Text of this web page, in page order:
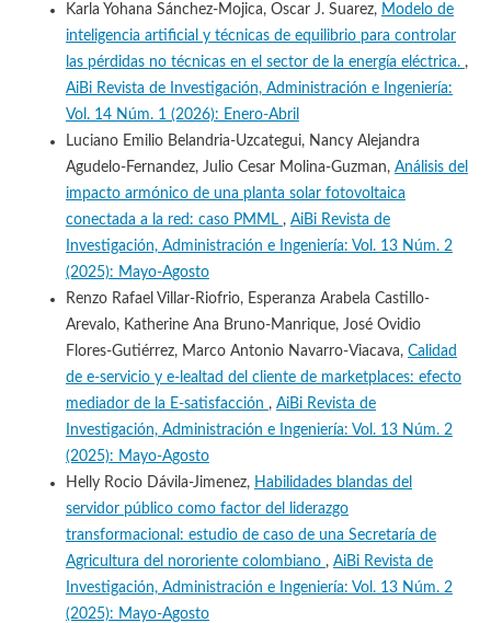
Karla Yohana Sánchez-Mojica, Oscar J. Suarez, Modelo de
inteligencia artificial y técnicas de equilibrio para controlar
las pérdidas no técnicas en el sector de la energía eléctrica. ,
AiBi Revista de Investigación, Administración e Ingeniería:
Vol. 14 Núm. 1 (2026): Enero-Abril
Luciano Emilio Belandria-Uzcategui, Nancy Alejandra
Agudelo-Fernandez, Julio Cesar Molina-Guzman, Análisis del
impacto armónico de una planta solar fotovoltaica
conectada a la red: caso PMML , AiBi Revista de
Investigación, Administración e Ingeniería: Vol. 13 Núm. 2
(2025): Mayo-Agosto
Renzo Rafael Villar-Riofrio, Esperanza Arabela Castillo-
Arevalo, Katherine Ana Bruno-Manrique, José Ovidio
Flores-Gutiérrez, Marco Antonio Navarro-Viacava, Calidad
de e-servicio y e-lealtad del cliente de marketplaces: efecto
mediador de la E-satisfacción , AiBi Revista de
Investigación, Administración e Ingeniería: Vol. 13 Núm. 2
(2025): Mayo-Agosto
Helly Rocio Dávila-Jimenez, Habilidades blandas del
servidor público como factor del liderazgo
transformacional: estudio de caso de una Secretaría de
Agricultura del nororiente colombiano , AiBi Revista de
Investigación, Administración e Ingeniería: Vol. 13 Núm. 2
(2025): Mayo-Agosto